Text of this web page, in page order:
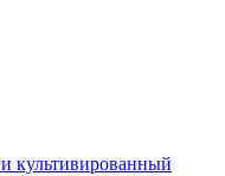
культивированный